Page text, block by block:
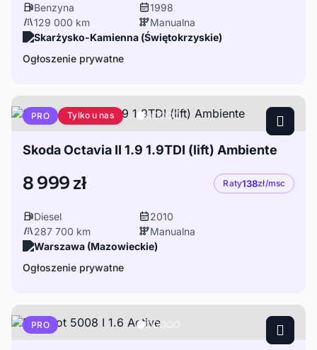
Benzyna
1998
129 000 km
Manualna
Skarżysko-Kamienna (Świętokrzyskie)
Ogłoszenie prywatne
PRO Tylko u nas
Skoda Octavia II 1.9 1.9TDI (lift) Ambiente
8 999 zł Raty138zł/msc
Diesel
2010
287 700 km
Manualna
Warszawa (Mazowieckie)
Ogłoszenie prywatne
PRO